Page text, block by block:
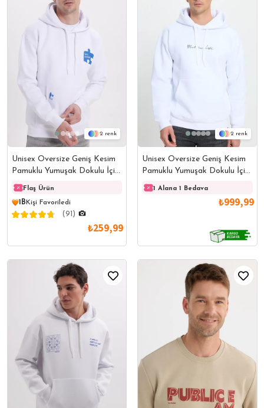
2
Unisex Oversize Geniş Kesim
Pamuklu Yumuşak Dokulu İçi
Polarlı Baskılı Beyaz
Kapüşonlu Sweatshirt
Flaş Ürün Flaş Ürün
1B Kişi Favoriledi
(91)
₺259,99
2
Unisex Oversize Geniş Kesim
Pamuklu Yumuşak Dokulu İçi
Polarlı Baskılı Beyaz
Kapüşonlu Sweatshirt
1 Alana 1 Bedava
₺999,99